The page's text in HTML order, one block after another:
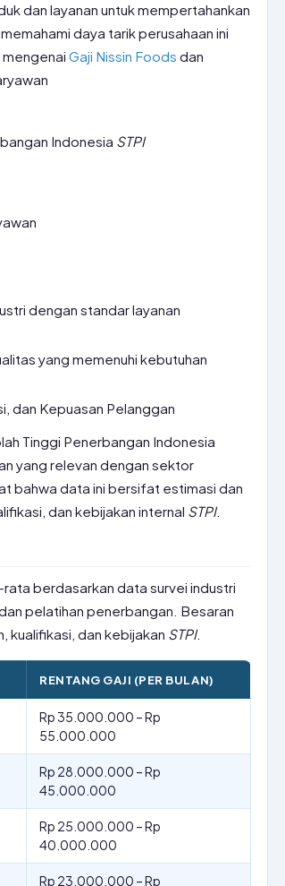
dan layanan untuk mempertahankan
daya tarik perusahaan ini
Gaji Nissin Foods dan
Indonesia STPI
dengan standar layanan
yang memenuhi kebutuhan
dan Kepuasan Pelanggan
Tinggi Penerbangan Indonesia
yang relevan dengan sektor
bahwa data ini bersifat estimasi dan
dan kebijakan internal STPI.
berdasarkan data survei industri
pelatihan penerbangan. Besaran
kualifikasi, dan kebijakan STPI.
RENTANG GAJI (PER BULAN)
Rp 35.000.000 – Rp
55.000.000
Rp 28.000.000 – Rp
45.000.000
Rp 25.000.000 – Rp
40.000.000
Rp 23.000.000 – Rp